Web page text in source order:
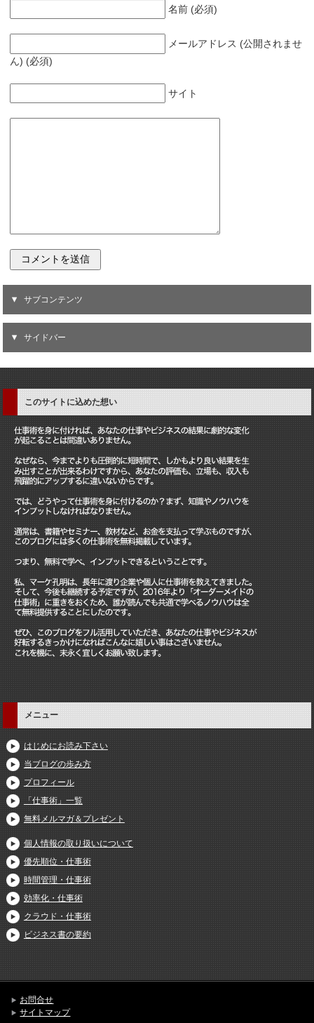
名前 (必須)
メールアドレス (公開されませ
ん) (必須)
サイト
サブコンテンツ
サイドバー
このサイトに込めた想い
メニュー
はじめにお読み下さい
当ブログの歩み方
プロフィール
「仕事術」一覧
無料メルマガ＆プレゼント
個人情報の取り扱いについて
優先順位・仕事術
時間管理・仕事術
効率化・仕事術
クラウド・仕事術
ビジネス書の要約
お問合せ
サイトマップ